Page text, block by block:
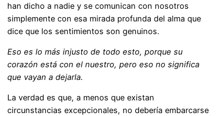
han dicho a nadie y se comunican con nosotros
simplemente con esa mirada profunda del alma que
dice que los sentimientos son genuinos.
Eso es lo más injusto de todo esto, porque su
corazón está con el nuestro, pero eso no significa
que vayan a dejarla.
La verdad es que, a menos que existan
circunstancias excepcionales, no debería embarcarse